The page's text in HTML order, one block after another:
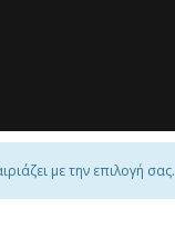
με την επιλογή σας.